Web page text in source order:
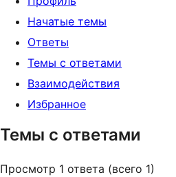
Начатые темы
Ответы
Темы с ответами
Взаимодействия
Избранное
Темы с ответами
Просмотр 1 ответа (всего 1)